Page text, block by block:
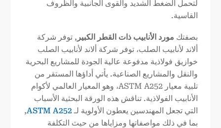
لتحمل الضغط الشديد والقوى الجانبية والظروف
القاسية.
بصفتك مورد الأنابيب ذات القطر الكبير , توفر شركة
ألاند لأنابيب الصلب، توفر شركة ألاند لأنابيب الصلب
خوازيق فولاذية مدفوعة عالية الجودة للمشاريع البحرية
والنقل والمشاريع الصناعية. يأتي أداؤها المستقر من
تلبية معيار ASTM A252، وهو المعيار العالمي لأكوام
الأنابيب الفولاذية. تناقش هذه الورقة البحثية الأسباب
التي تجعل المهندسين يعطون الأولوية لـASTM A252
,
بما في ذلك مواصفاتها ومزاياها من حيث التكلفة